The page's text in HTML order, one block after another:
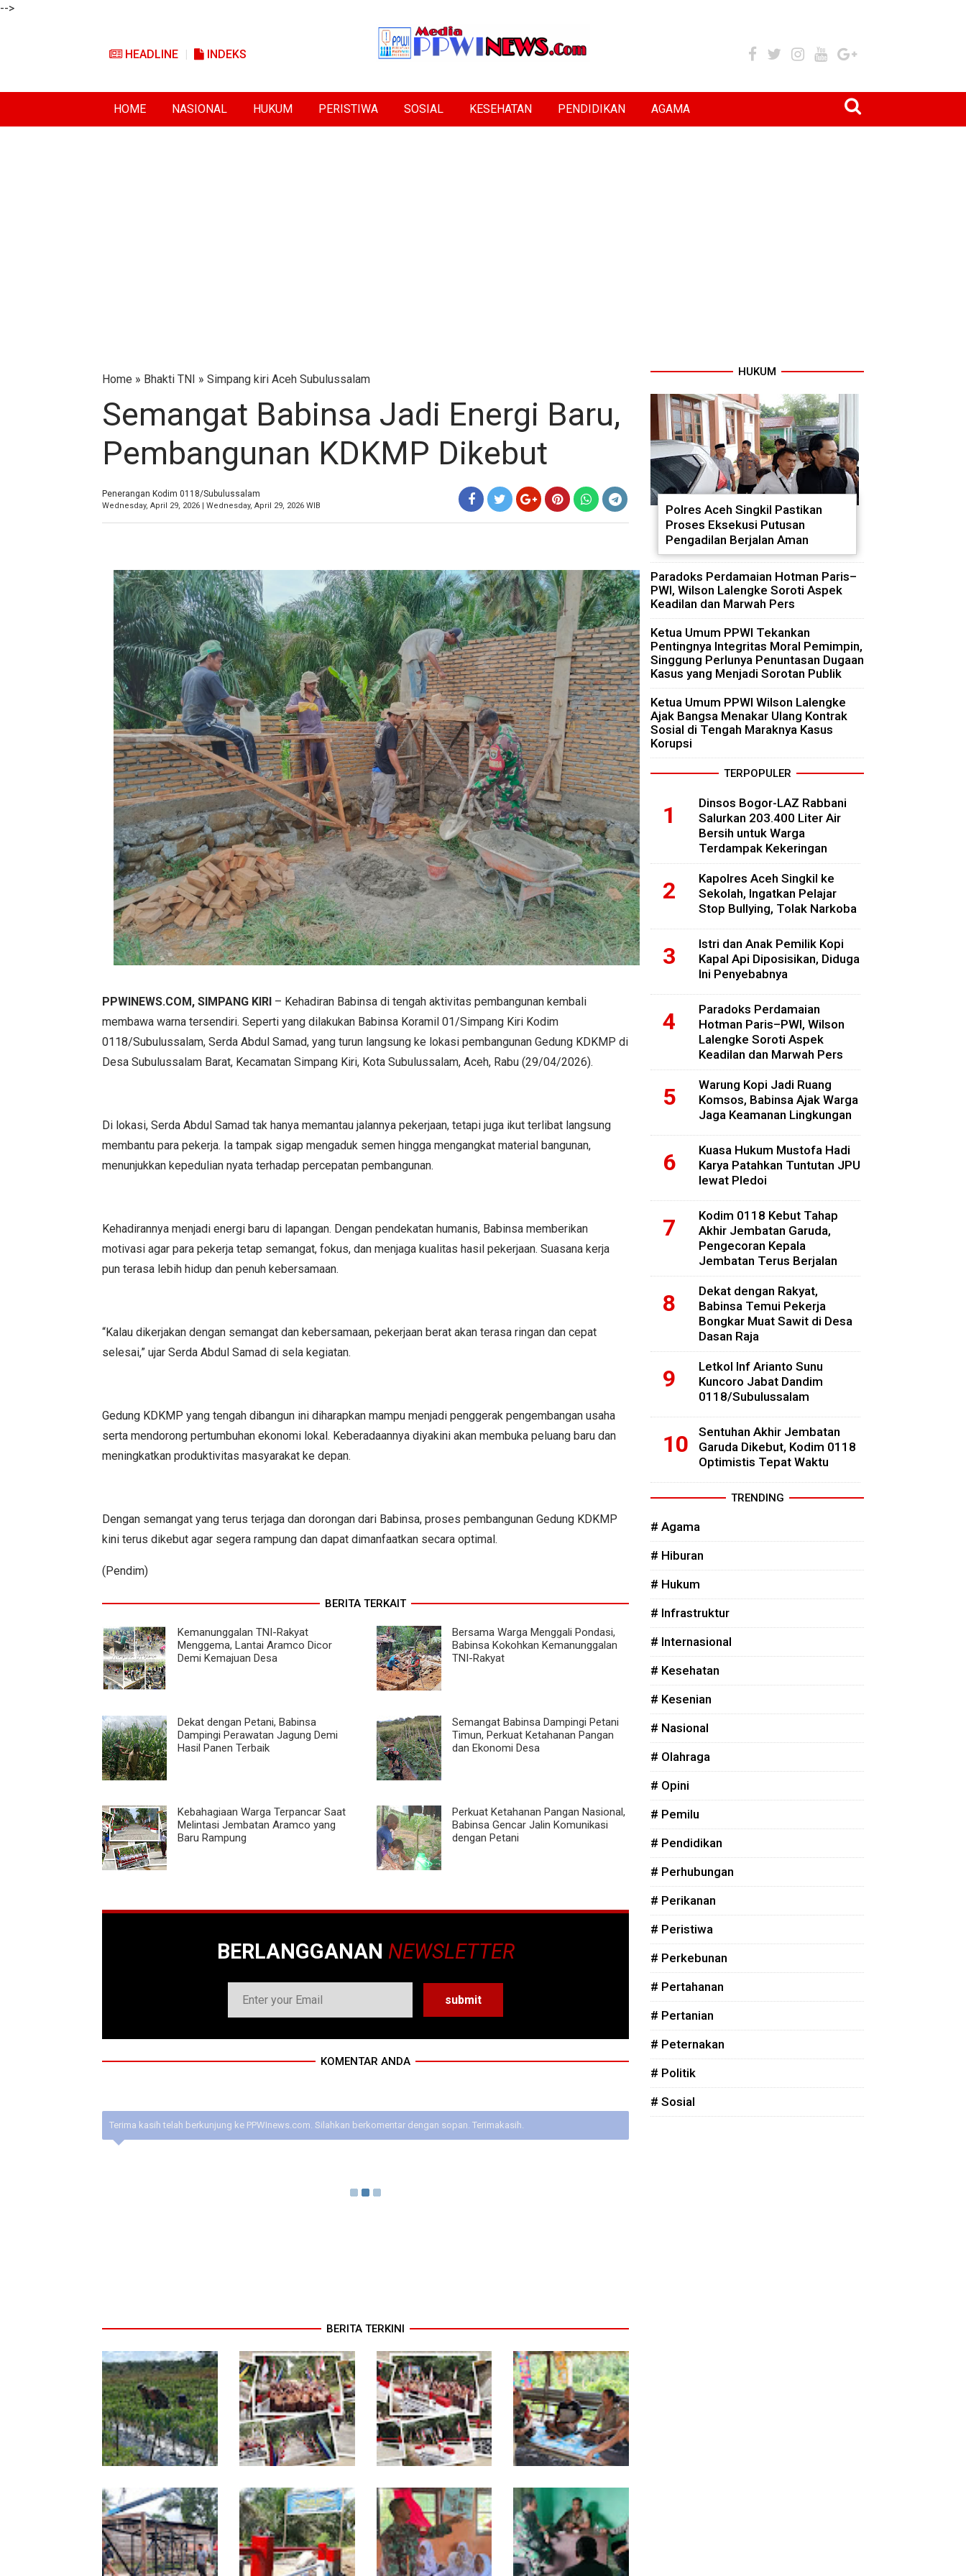
-->
HEADLINE INDEKS
HOME NASIONAL HUKUM PERISTIWA SOSIAL KESEHATAN PENDIDIKAN AGAMA
Home » Bhakti TNI » Simpang kiri Aceh Subulussalam
Semangat Babinsa Jadi Energi Baru,
Pembangunan KDKMP Dikebut
Penerangan Kodim 0118/Subulussalam
Wednesday, April 29, 2026 | Wednesday, April 29, 2026 WIB
PPWINEWS.COM, SIMPANG KIRI – Kehadiran Babinsa di tengah aktivitas pembangunan kembali
membawa warna tersendiri. Seperti yang dilakukan Babinsa Koramil 01/Simpang Kiri Kodim
0118/Subulussalam, Serda Abdul Samad, yang turun langsung ke lokasi pembangunan Gedung KDKMP di
Desa Subulussalam Barat, Kecamatan Simpang Kiri, Kota Subulussalam, Aceh, Rabu (29/04/2026).
Di lokasi, Serda Abdul Samad tak hanya memantau jalannya pekerjaan, tetapi juga ikut terlibat langsung
membantu para pekerja. Ia tampak sigap mengaduk semen hingga mengangkat material bangunan,
menunjukkan kepedulian nyata terhadap percepatan pembangunan.
Kehadirannya menjadi energi baru di lapangan. Dengan pendekatan humanis, Babinsa memberikan
motivasi agar para pekerja tetap semangat, fokus, dan menjaga kualitas hasil pekerjaan. Suasana kerja
pun terasa lebih hidup dan penuh kebersamaan.
“Kalau dikerjakan dengan semangat dan kebersamaan, pekerjaan berat akan terasa ringan dan cepat
selesai,” ujar Serda Abdul Samad di sela kegiatan.
Gedung KDKMP yang tengah dibangun ini diharapkan mampu menjadi penggerak pengembangan usaha
serta mendorong pertumbuhan ekonomi lokal. Keberadaannya diyakini akan membuka peluang baru dan
meningkatkan produktivitas masyarakat ke depan.
Dengan semangat yang terus terjaga dan dorongan dari Babinsa, proses pembangunan Gedung KDKMP
kini terus dikebut agar segera rampung dan dapat dimanfaatkan secara optimal.
(Pendim)
BERITA TERKAIT
Kemanunggalan TNI-Rakyat
Menggema, Lantai Aramco Dicor
Demi Kemajuan Desa
Bersama Warga Menggali Pondasi,
Babinsa Kokohkan Kemanunggalan
TNI-Rakyat
Dekat dengan Petani, Babinsa
Dampingi Perawatan Jagung Demi
Hasil Panen Terbaik
Semangat Babinsa Dampingi Petani
Timun, Perkuat Ketahanan Pangan
dan Ekonomi Desa
Kebahagiaan Warga Terpancar Saat
Melintasi Jembatan Aramco yang
Baru Rampung
Perkuat Ketahanan Pangan Nasional,
Babinsa Gencar Jalin Komunikasi
dengan Petani
BERLANGGANAN NEWSLETTER
KOMENTAR ANDA
Terima kasih telah berkunjung ke PPWInews.com. Silahkan berkomentar dengan sopan. Terimakasih.
BERITA TERKINI
Babinsa Dampingi
Petani Rawat Cabai,
Dukung Ketahanan
Pangan
Tuntas Dibangun,
Jembatan Garuda
Perkuat Konektivitas
Teladan Baru–Kuala
Kepeng
TNI dan Warga
Tuntaskan Jembatan
Garuda, Akses Ekonomi
Kian Terbuka
Warung Kopi Jadi Ruang
Komsos, Babinsa Ajak
Warga Jaga Keamanan
Lingkungan
HUKUM
Polres Aceh Singkil Pastikan
Proses Eksekusi Putusan
Pengadilan Berjalan Aman
Paradoks Perdamaian Hotman Paris–
PWI, Wilson Lalengke Soroti Aspek
Keadilan dan Marwah Pers
Ketua Umum PPWI Tekankan
Pentingnya Integritas Moral Pemimpin,
Singgung Perlunya Penuntasan Dugaan
Kasus yang Menjadi Sorotan Publik
Ketua Umum PPWI Wilson Lalengke
Ajak Bangsa Menakar Ulang Kontrak
Sosial di Tengah Maraknya Kasus
Korupsi
TERPOPULER
Dinsos Bogor-LAZ Rabbani
Salurkan 203.400 Liter Air
Bersih untuk Warga
Terdampak Kekeringan
Kapolres Aceh Singkil ke
Sekolah, Ingatkan Pelajar
Stop Bullying, Tolak Narkoba
Istri dan Anak Pemilik Kopi
Kapal Api Diposisikan, Diduga
Ini Penyebabnya
Paradoks Perdamaian
Hotman Paris–PWI, Wilson
Lalengke Soroti Aspek
Keadilan dan Marwah Pers
Warung Kopi Jadi Ruang
Komsos, Babinsa Ajak Warga
Jaga Keamanan Lingkungan
Kuasa Hukum Mustofa Hadi
Karya Patahkan Tuntutan JPU
lewat Pledoi
Kodim 0118 Kebut Tahap
Akhir Jembatan Garuda,
Pengecoran Kepala
Jembatan Terus Berjalan
Dekat dengan Rakyat,
Babinsa Temui Pekerja
Bongkar Muat Sawit di Desa
Dasan Raja
Letkol Inf Arianto Sunu
Kuncoro Jabat Dandim
0118/Subulussalam
Sentuhan Akhir Jembatan
Garuda Dikebut, Kodim 0118
Optimistis Tepat Waktu
TRENDING
# Agama
# Hiburan
# Hukum
# Infrastruktur
# Internasional
# Kesehatan
# Kesenian
# Nasional
# Olahraga
# Opini
# Pemilu
# Pendidikan
# Perhubungan
# Perikanan
# Peristiwa
# Perkebunan
# Pertahanan
# Pertanian
# Peternakan
# Politik
# Sosial